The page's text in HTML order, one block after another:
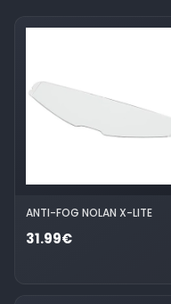
ANTI-FOG NOLAN X-LITE
31.99€